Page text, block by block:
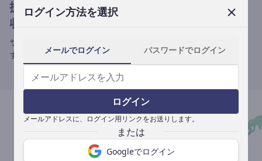
ログイン方法を選択
メールでログイン パスワードでログイン
ログイン
メールアドレスに、ログイン用リンクをお送りします。
Googleでログイン
提携媒体による記事買い取りで
収益がプラスされる
サブスク収益にメディアへの記事提供の売り上げをプラスできま
す。
収益イメージ